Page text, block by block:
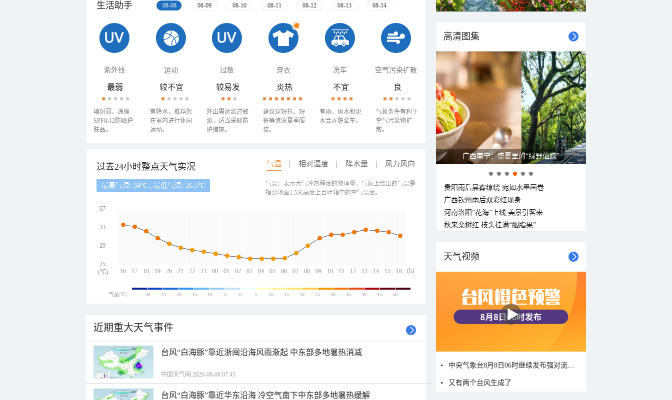
生活助手 08-08 08-09 08-10 08-11 08-12 08-13 08-14
紫外线 运动 过敏 穿衣 洗车 空气污染扩散
最弱
辐射弱，涂擦
SPF8-12防晒护
肤品。
较不宜
有降水，推荐您
在室内进行休闲
运动。
较易发
外出需远离过敏
源，适当采取防
护措施。
炎热
建议穿短衫、短
裤等清凉夏季服
装。
不宜
有雨，雨水和泥
水会弄脏爱车。
良
气象条件有利于
空气污染物扩
散。
过去24小时整点天气实况 气温 相对湿度 降水量 风力风向
最高气温: 34℃ , 最低气温: 26.5℃
16 17 18 19 20 21 22 23 00 01 02 03 04 05 06 07 08 09 10 11 12 13 14 15 16
37
33
29
25
(h)
(℃)
气温：表示大气冷热程度的物理量，气象上给出的气温是
指离地面1.5米高度上百叶箱中的空气温度。
气温(℃) -30 -25 -20 -15 -10 -5 0 5 10 15 20 25 30 35 40 45 50
近期重大天气事件
台风“白海豚”靠近浙闽沿海风雨渐起 中东部多地暑热消减
中国天气网 2026-08-08 07:45
台风“白海豚”靠近华东沿海 冷空气南下中东部多地暑热缓解
高清图集
广西南宁：盛夏里的“绿野仙踪”
贵阳雨后晨雾缭绕 宛如水墨画卷
广西钦州雨后双彩虹现身
河南洛阳“花海”上线 美景引客来
秋来栾树红 枝头挂满“胭脂果”
天气视频
又有两个台风生成了